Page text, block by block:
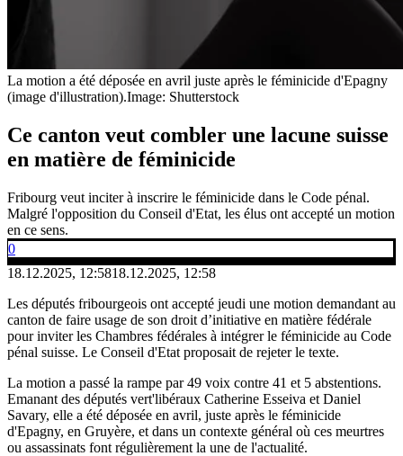
La motion a été déposée en avril juste après le féminicide d'Epagny
(image d'illustration).Image: Shutterstock
Ce canton veut combler une lacune suisse
en matière de féminicide
Fribourg veut inciter à inscrire le féminicide dans le Code pénal.
Malgré l'opposition du Conseil d'Etat, les élus ont accepté un motion
en ce sens.
0
18.12.2025, 12:5818.12.2025, 12:58
Les députés fribourgeois ont accepté jeudi une motion demandant au
canton de faire usage de son droit d’initiative en matière fédérale
pour inviter les Chambres fédérales à intégrer le féminicide au Code
pénal suisse. Le Conseil d'Etat proposait de rejeter le texte.
La motion a passé la rampe par 49 voix contre 41 et 5 abstentions.
Emanant des députés vert'libéraux Catherine Esseiva et Daniel
Savary, elle a été déposée en avril, juste après le féminicide
d'Epagny, en Gruyère, et dans un contexte général où ces meurtres
ou assassinats font régulièrement la une de l'actualité.